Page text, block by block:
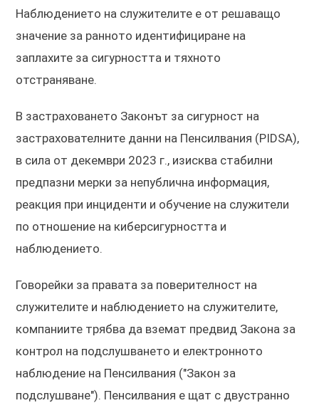
Наблюдението на служителите е от решаващо
значение за ранното идентифициране на
заплахите за сигурността и тяхното
отстраняване.
В застраховането Законът за сигурност на
застрахователните данни на Пенсилвания (PIDSA),
в сила от декември 2023 г., изисква стабилни
предпазни мерки за непублична информация,
реакция при инциденти и обучение на служители
по отношение на киберсигурността и
наблюдението.
Говорейки за правата за поверителност на
служителите и наблюдението на служителите,
компаниите трябва да вземат предвид Закона за
контрол на подслушването и електронното
наблюдение на Пенсилвания ("Закон за
подслушване"). Пенсилвания е щат с двустранно